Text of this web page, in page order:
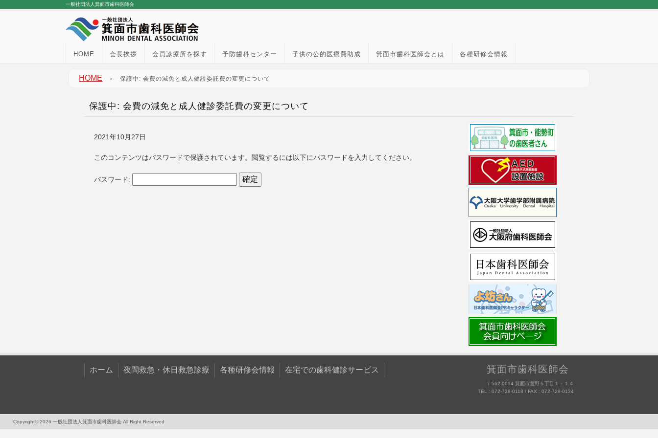
一般社団法人箕面市歯科医師会
HOME 会長挨拶 会員診療所を探す 予防歯科センター 子供の公的医療費助成 箕面市歯科医師会とは 各種研修会情報
HOME ＞保護中: 会費の減免と成人健診委託費の変更について
保護中: 会費の減免と成人健診委託費の変更について
2021年10月27日
このコンテンツはパスワードで保護されています。閲覧するには以下にパスワードを入力してください。
パスワード:
ホーム 夜間救急・休日救急診療 各種研修会情報 在宅での歯科健診サービス 箕面市歯科医師会
〒562-0014 箕面市萱野５丁目１－１４
TEL : 072-728-0118 / FAX : 072-729-0134
Copyright© 2026 一般社団法人箕面市歯科医師会 All Right Reserved